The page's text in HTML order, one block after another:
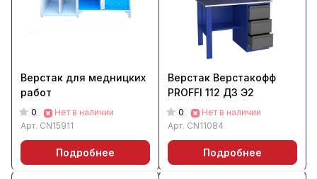
Верстак для медницких
работ
0
Нет в наличии
Арт. CN15911
Подробнее
Верстак Верстакофф
PROFFI 112 Д3 Э2
0
Нет в наличии
Арт. CN11084
Подробнее